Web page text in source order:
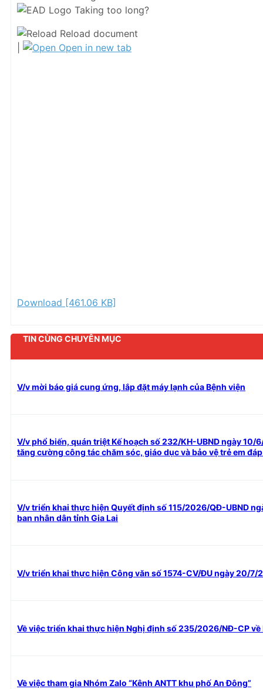
Taking too long?
Reload document
Open in new tab
Download [461.06 KB]
TIN CÙNG CHUYÊN MỤC
V/v mời báo giá cung ứng, lắp đặt máy lạnh của Bệnh viện
V/v phổ biến, quán triệt Kế hoạch số 232/KH-UBND ngày
tăng cường công tác chăm sóc, giáo dục và bảo vệ trẻ em
V/v triển khai thực hiện Quyết định số 115/2026/QĐ-UBND
ban nhân dân tỉnh Gia Lai
V/v triển khai thực hiện Công văn số 1574-CV/ĐU ngày 20/
Về việc triển khai thực hiện Nghị định số 235/2026/NĐ-CP
Về việc tham gia Nhóm Zalo “Kênh ANTT khu phố An Đông”